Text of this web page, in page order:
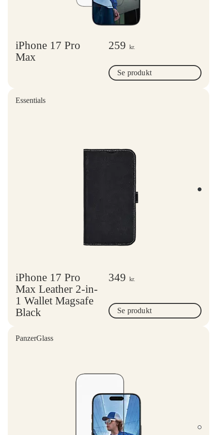
iPhone 17 Pro
Max
259 kr.
Se produkt
Essentials
iPhone 17 Pro
Max Leather 2-in-
1 Wallet Magsafe
Black
349 kr.
Se produkt
PanzerGlass